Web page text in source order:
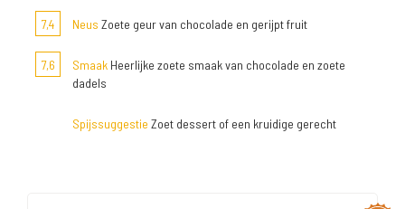
7,4 Neus Zoete geur van chocolade en gerijpt fruit
7,6 Smaak Heerlijke zoete smaak van chocolade en zoete
dadels
Spijssuggestie Zoet dessert of een kruidige gerecht